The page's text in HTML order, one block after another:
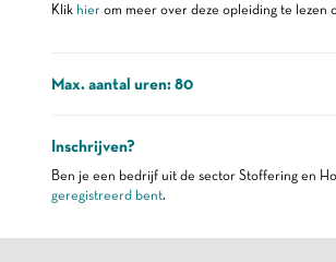
Klik hierom meer over deze opleiding te lezen
Max. aantal uren: 80
Inschrijven?
Ben je een bedrijf uit de sector Stoffering en
geregistreerd bent.